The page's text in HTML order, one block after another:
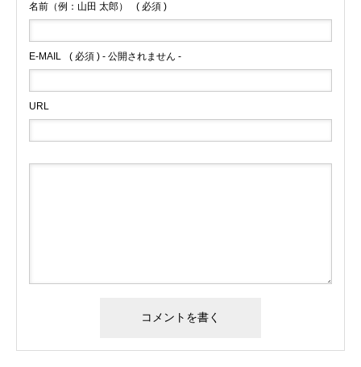
名前（例：山田 太郎） ( 必須 )
E-MAIL ( 必須 ) - 公開されません -
URL